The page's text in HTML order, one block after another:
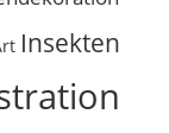
Insekten